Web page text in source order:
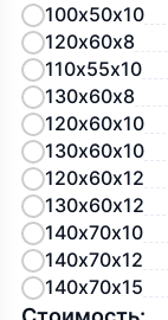
100х50х10
120х60х8
110х55х10
130х60х8
120х60х10
130х60х10
120х60х12
130х60х12
140х70х10
140х70х12
140х70х15